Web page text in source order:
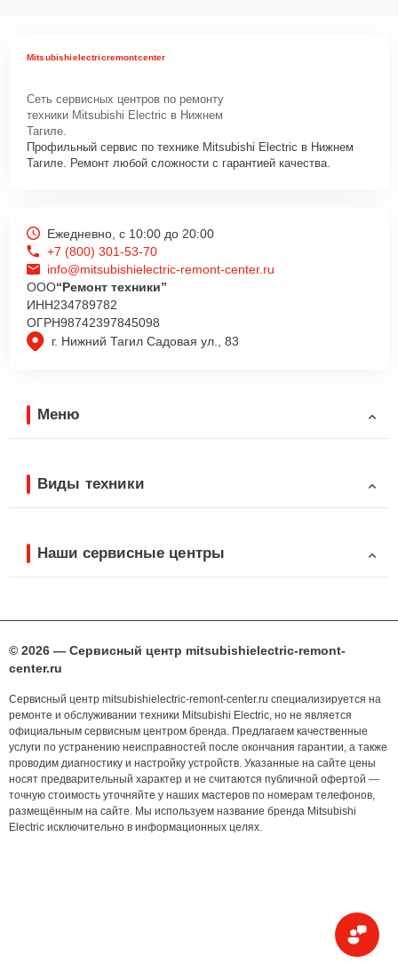
Mitsubishielectricremontcenter
Сеть сервисных центров по ремонту
техники Mitsubishi Electric в Нижнем
Тагиле.
Профильный сервис по технике Mitsubishi Electric в Нижнем
Тагиле. Ремонт любой сложности с гарантией качества.
г. Нижний Тагил Садовая ул., 83
Ежедневно, с 10:00 до 20:00
+7 (800) 301-53-70
info@mitsubishielectric-remont-center.ru
ООО“Ремонт техники”
ИНН234789782
ОГРН98742397845098
Меню
Виды техники
Наши сервисные центры
© 2026 — Сервисный центр mitsubishielectric-remont-
center.ru
Сервисный центр mitsubishielectric-remont-center.ru специализируется на
ремонте и обслуживании техники Mitsubishi Electric, но не является
официальным сервисным центром бренда. Предлагаем качественные
услуги по устранению неисправностей после окончания гарантии, а также
проводим диагностику и настройку устройств. Указанные на сайте цены
носят предварительный характер и не считаются публичной офертой —
точную стоимость уточняйте у наших мастеров по номерам телефонов,
размещённым на сайте. Мы используем название бренда Mitsubishi
Electric исключительно в информационных целях.